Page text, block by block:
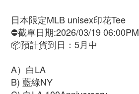
日本限定MLB unisex印花Tee
⛔截單日期:2026/03/19 06:00PM
📦預計貨到日：5月中
A）白LA
B) 藍綠NY